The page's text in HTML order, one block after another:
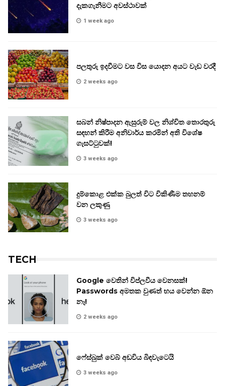
දැකගැනීමට අවස්ථාවක්
1 week ago
පලතුරු ඉදවීමට වස විස යොදන අයට වැඩ වරදී
2 weeks ago
සබන් නිෂ්පාදන ඇසුරුම් වල නිශ්චිත තොරතුරු
සඳහන් කිරීම අනිවාර්ය කරමින් අති විශේෂ
ගැසට්ටුවක්!
3 weeks ago
දුම්කොළ එක්ක බුලත් විට විකිණීම තහනම්
වන ලකුණු
3 weeks ago
TECH
Google වෙතින් විප්ලවීය වෙනසක්!
Passwords අමතක වුණත් භය වෙන්න ඕන
නෑ!
2 weeks ago
ෆේස්බුක් වෙබ් අඩවිය බිඳවැටෙයි
3 weeks ago